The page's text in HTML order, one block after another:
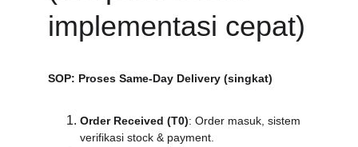
implementasi cepat)
SOP: Proses Same-Day Delivery (singkat)
Order Received (T0): Order masuk, sistem
verifikasi stock & payment.